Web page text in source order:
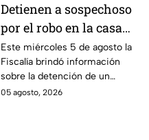
Detienen a sospechoso
por el robo en la casa
de Karely Ruiz
Este miércoles 5 de agosto la
Fiscalía brindó información
sobre la detención de un
presunto responsable en el
05 agosto, 2026